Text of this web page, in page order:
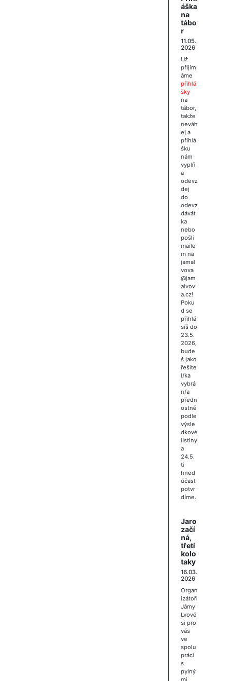
áška
na
tábo
r
11.05.
2026
Už
přijím
áme
přihlá
šky
na
tábor,
takže
neváh
ej a
přihlá
šku
nám
vyplň
a
odevz
dej
do
odevz
dávát
ka
nebo
pošli
maile
m na
jamal
vova
@jam
alvov
a.cz!
Poku
d se
přihlá
síš do
23.5.
2026,
bude
š jako
řešite
l/ka
vybrá
n/a
předn
ostně
podle
výsle
dkové
listiny
a
24.5.
ti
hned
účast
potvr
díme.
Jaro
začí
ná,
třetí
kolo
taky
16.03.
2026
Organ
izátoři
Jámy
Lvové
si pro
vás
ve
spolu
práci
s
pylný
mi